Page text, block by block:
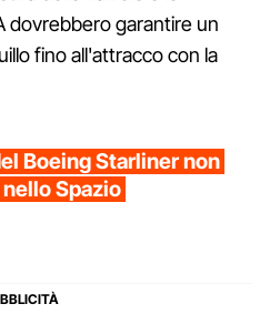
dovrebbero garantire un
fino all'attracco con la
Boeing Starliner non
Spazio